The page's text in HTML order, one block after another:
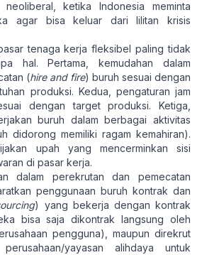
ketika Indonesia meminta
agar bisa keluar dari lilitan krisis
tenaga kerja fleksibel paling tidak
hal. Pertama, kemudahan dalam
(hire and fire) buruh sesuai dengan
produksi. Kedua, pengaturan jam
dengan target produksi. Ketiga,
buruh dalam berbagai aktivitas
didorong memiliki ragam kemahiran).
upah yang mencerminkan sisi
di pasar kerja.
dalam perekrutan dan pemecatan
penggunaan buruh kontrak dan
) yang bekerja dengan kontrak
bisa saja dikontrak langsung oleh
pengguna), maupun direkrut
yayasan alihdaya untuk